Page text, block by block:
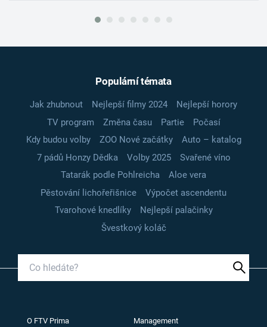
Populární témata
Jak zhubnout Nejlepší filmy 2024
Nejlepší horory
TV program
Změna času Partie
Počasí
Kdy budou volby
ZOO Nové začátky
Auto – katalog
7 pádů Honzy Dědka
Volby 2025
Svařené víno
Tatarák podle Pohlreicha
Aloe vera
Pěstování lichořeřišnice
Výpočet ascendentu
Tvarohové knedlíky
Nejlepší palačinky
Švestkový koláč
O FTV Prima Management